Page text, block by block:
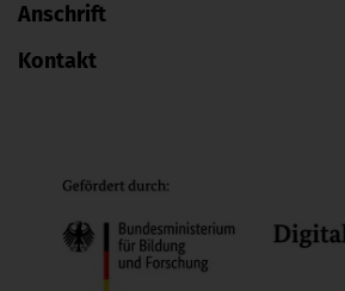
Anschrift
Kontakt